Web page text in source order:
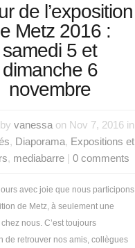
de l’exposition
Metz 2016 :
samedi 5 et
dimanche 6
novembre
vanessa on Nov 7, 2016 in
, Diaporama, Expositions et
, mediabarre | 0 comments
avec joie que nous participons
de Metz, à seulement une
nous. C’est toujours
de retrouver nos amis, collègues